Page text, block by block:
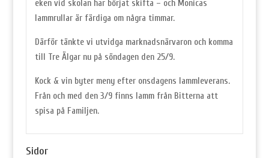
eken vid skolan har börjat skifta – och Monicas
lammrullar är färdiga om några timmar.
Därför tänkte vi utvidga marknadsnärvaron och komma
till Tre Älgar nu på söndagen den 25/9.
Kock & vin byter meny efter onsdagens lammleverans.
Från och med den 3/9 finns lamm från Bitterna att
spisa på Familjen.
Sidor